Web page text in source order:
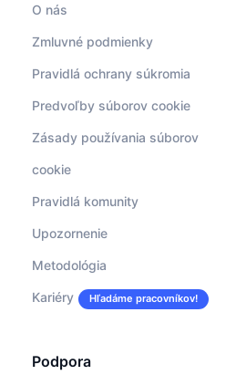
O nás
Zmluvné podmienky
Pravidlá ochrany súkromia
Predvoľby súborov cookie
Zásady používania súborov
cookie
Pravidlá komunity
Upozornenie
Metodológia
Kariéry Hľadáme pracovníkov!
Podpora